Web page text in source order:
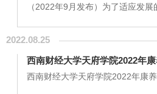
师工作地点：绵阳招聘条件：1、
（2022年9月发布）为了适应发展
校概况西南财经大学天府学院是经
81号)批准，将西南财经大学的涪
理队伍、办学理念、图书资料、教
活设施等而设立的独立学院。经过
2022.08.25
西南财经大学天府学院2022年
西南财经大学天府学院2022年康